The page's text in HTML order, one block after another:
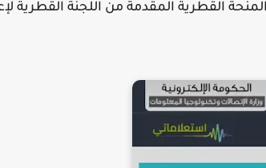
4، بينما تأتي مساعدات المنحة القطرية المقدمة من اللجنة